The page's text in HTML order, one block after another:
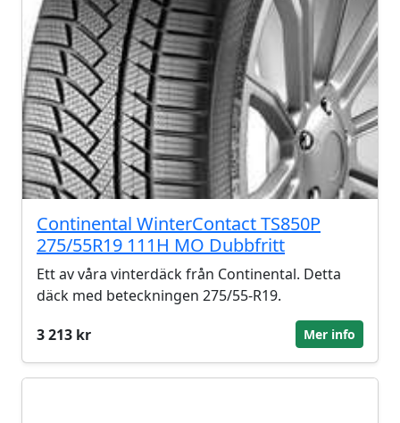
Continental WinterContact TS850P
275/55R19 111H MO Dubbfritt
Ett av våra vinterdäck från Continental. Detta
däck med beteckningen 275/55-R19.
3 213 kr
Mer info